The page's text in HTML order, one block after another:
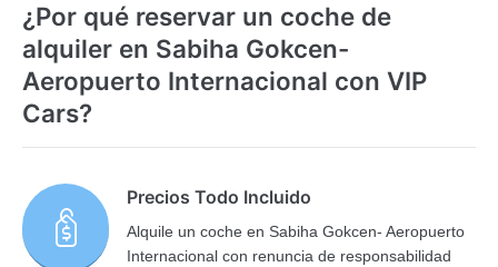
¿Por qué reservar un coche de
alquiler en Sabiha Gokcen-
Aeropuerto Internacional con VIP
Cars?
Precios Todo Incluido
Alquile un coche en Sabiha Gokcen- Aeropuerto
Internacional con renuncia de responsabilidad